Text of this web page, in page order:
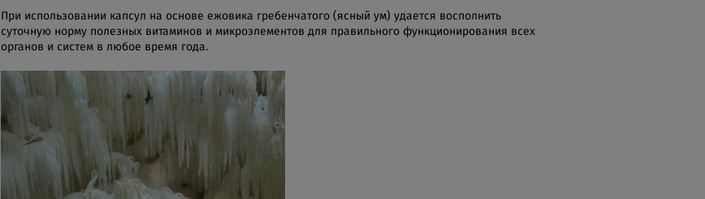
При использовании капсул на основе ежовика гребенчатого (ясный ум) удается восполнить
суточную норму полезных витаминов и микроэлементов для правильного функционирования всех
органов и систем в любое время года.